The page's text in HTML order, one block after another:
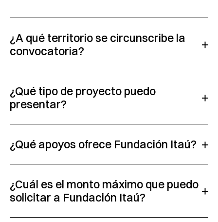
¿A qué territorio se circunscribe la
convocatoria?
¿Qué tipo de proyecto puedo
presentar?
¿Qué apoyos ofrece Fundación Itaú?
¿Cuál es el monto máximo que puedo
solicitar a Fundación Itaú?